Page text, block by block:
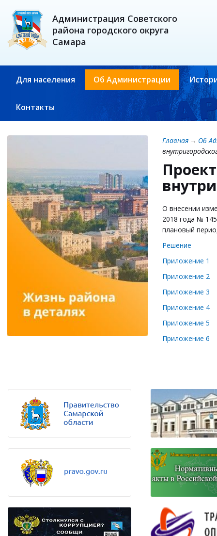
Администрация Советского
района городского округа
Самара
Для населения Об Администрации
Контакты
Главная → Об
О внесении
2018 года №
плановый
Решение
Приложение 1
Приложение 2
Приложение 3
Приложение 4
Приложение 5
Приложение 6